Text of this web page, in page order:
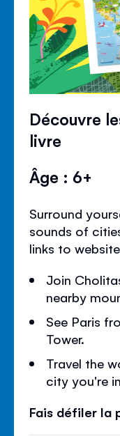
Découvre
livre
Âge : 6+
Surround
sounds of
links to
Join
nearby
See Paris
Tower.
Travel the
city you're
Fais défiler la